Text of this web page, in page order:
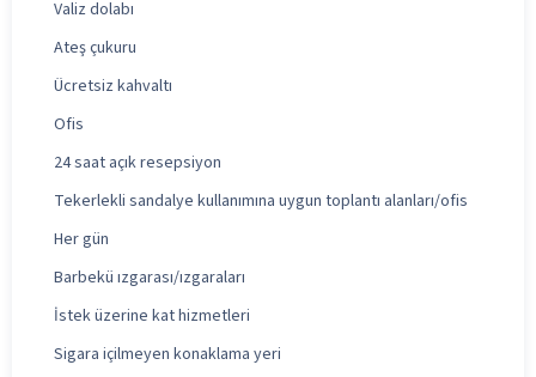
Valiz dolabı
Ateş çukuru
Ücretsiz kahvaltı
Ofis
24 saat açık resepsiyon
Tekerlekli sandalye kullanımına uygun toplantı alanları/ofis
Her gün
Barbekü ızgarası/ızgaraları
İstek üzerine kat hizmetleri
Sigara içilmeyen konaklama yeri